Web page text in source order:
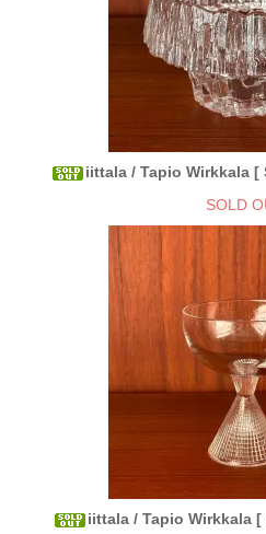
iittala / Tapio Wirkkala
SOLD
iittala / Tapio Wirkkala